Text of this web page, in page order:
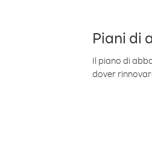
Piani di
Il piano di
dover